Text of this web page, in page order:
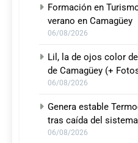
Formación en
verano en Camagüey
06/08/2026
Lil, la de ojos color
de Camagüey (+
06/08/2026
Genera estable
tras caída del
06/08/2026